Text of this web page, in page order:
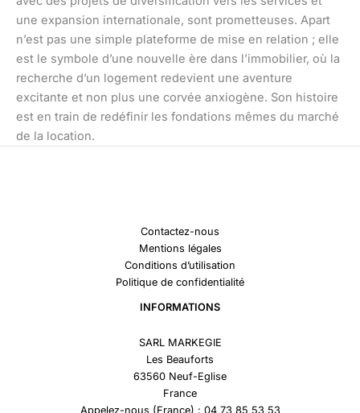
une expansion internationale, sont prometteuses. Apart
n’est pas une simple plateforme de mise en relation ; elle
est le symbole d’une nouvelle ère dans l’immobilier, où la
recherche d’un logement redevient une aventure
excitante et non plus une corvée anxiogène. Son histoire
est en train de redéfinir les fondations mêmes du marché
de la location.
Contactez-nous
Mentions légales
Conditions d’utilisation
Politique de confidentialité
INFORMATIONS
SARL MARKEGIE
Les Beauforts
63560 Neuf-Eglise
France
Appelez-nous (France) : 04 73 85 53 53